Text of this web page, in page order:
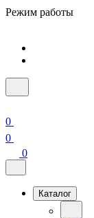
Режим работы
0
0
0
Каталог